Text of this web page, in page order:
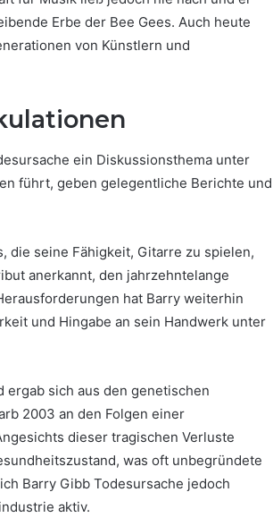
Erbe der Bee Gees. Auch heute
von Künstlern und
ein Diskussionsthema unter
führt, geben gelegentliche Berichte und
die seine Fähigkeit, Gitarre zu spielen,
anerkannt, den jahrzehntelange
hat Barry weiterhin
und Hingabe an sein Handwerk unter
sich aus den genetischen
2003 an den Folgen einer
dieser tragischen Verluste
was oft unbegründete
Barry Gibb Todesursache jedoch
aktiv.